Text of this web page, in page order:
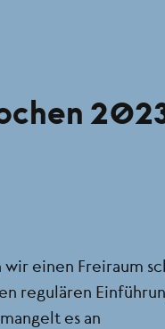
einen Freiraum
regulären
es an